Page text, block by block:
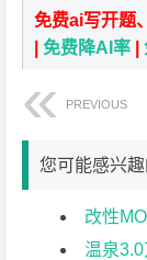
免费ai写开题
|免费降AI率 |
PREVIOUS
您可能感兴
改性
温泉